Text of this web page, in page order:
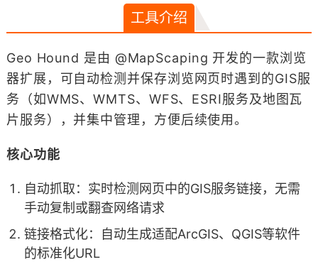
工具介绍
Geo Hound 是由 @MapScaping 开发的一款浏览
器扩展，可自动检测并保存浏览网页时遇到的GIS服
务（如WMS、WMTS、WFS、ESRI服务及地图瓦
片服务），并集中管理，方便后续使用。
​​核心功能​​
​​自动抓取​​：实时检测网页中的GIS服务链接，无需
手动复制或翻查网络请求
​​链接格式化​​：自动生成适配ArcGIS、QGIS等软件
的标准化URL